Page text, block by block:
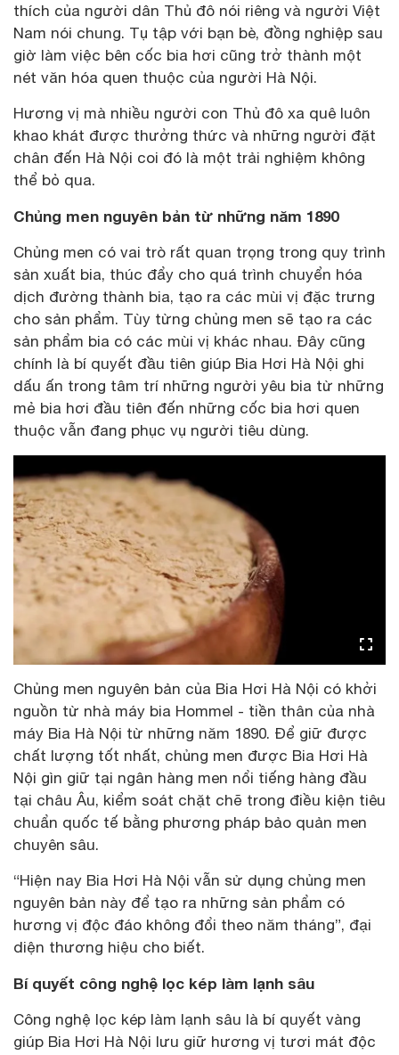
thích của người dân Thủ đô nói riêng và người Việt
Nam nói chung. Tụ tập với bạn bè, đồng nghiệp sau
giờ làm việc bên cốc bia hơi cũng trở thành một
nét văn hóa quen thuộc của người Hà Nội.
Hương vị mà nhiều người con Thủ đô xa quê luôn
khao khát được thưởng thức và những người đặt
chân đến Hà Nội coi đó là một trải nghiệm không
thể bỏ qua.
Chủng men nguyên bản từ những năm 1890
Chủng men có vai trò rất quan trọng trong quy trình
sản xuất bia, thúc đẩy cho quá trình chuyển hóa
dịch đường thành bia, tạo ra các mùi vị đặc trưng
cho sản phẩm. Tùy từng chủng men sẽ tạo ra các
sản phẩm bia có các mùi vị khác nhau. Đây cũng
chính là bí quyết đầu tiên giúp Bia Hơi Hà Nội ghi
dấu ấn trong tâm trí những người yêu bia từ những
mẻ bia hơi đầu tiên đến những cốc bia hơi quen
thuộc vẫn đang phục vụ người tiêu dùng.
Chủng men nguyên bản của Bia Hơi Hà Nội có khởi
nguồn từ nhà máy bia Hommel - tiền thân của nhà
máy Bia Hà Nội từ những năm 1890. Để giữ được
chất lượng tốt nhất, chủng men được Bia Hơi Hà
Nội gìn giữ tại ngân hàng men nổi tiếng hàng đầu
tại châu Âu, kiểm soát chặt chẽ trong điều kiện tiêu
chuẩn quốc tế bằng phương pháp bảo quản men
chuyên sâu.
“Hiện nay Bia Hơi Hà Nội vẫn sử dụng chủng men
nguyên bản này để tạo ra những sản phẩm có
hương vị độc đáo không đổi theo năm tháng”, đại
diện thương hiệu cho biết.
Bí quyết công nghệ lọc kép làm lạnh sâu
Công nghệ lọc kép làm lạnh sâu là bí quyết vàng
giúp Bia Hơi Hà Nội lưu giữ hương vị tươi mát độc